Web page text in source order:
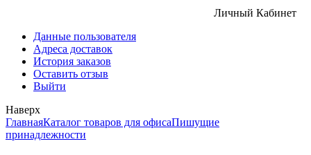
Личный Кабинет
Данные пользователя
Адреса доставок
История заказов
Оставить отзыв
Выйти
Наверх
ГлавнаяКаталог товаров для офисаПишущие
принадлежности